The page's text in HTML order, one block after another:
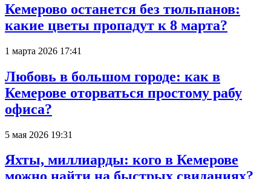
Кемерово останется без тюльпанов:
какие цветы пропадут к 8 марта?
1 марта 2026 17:41
Любовь в большом городе: как в
Кемерове оторваться простому рабу
офиса?
5 мая 2026 19:31
Яхты, миллиарды: кого в Кемерове